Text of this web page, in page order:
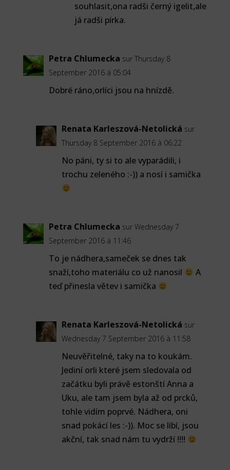
souhlasit,ona radši černý igelit,ale
já radši pírka.
Petra Chlumecka sur Thursday 8
September 2016 à 05:04
Dobré ráno,orlíci jsou na hnízdě.
Renata Karleszová-Netolická sur
Thursday 8 September 2016 à 06:22
No páni, ty si to ale vyparádili, i
trochu zeleného :-)) a nosí i samička
Petra Chlumecka sur Wednesday 7
September 2016 à 11:46
To je nádhera,sameček se dnes tak
snaží,toho materiálu co už nanosil
A
teď přinesla větev i samička
Renata Karleszová-Netolická sur
Wednesday 7 September 2016 à 11:58
Neuvěřitelné, taky na to koukám.
Jediní orli které jsem sledovala od
začátku byli právě estonští Anna a
Uku, ale tam jsem byla až od prcků,
tohle vidím poprvé. Nádhera, oni
snad pokácí les :-)). Moc se líbí, jsou
akční, tak snad nám tu vydrží !!!!